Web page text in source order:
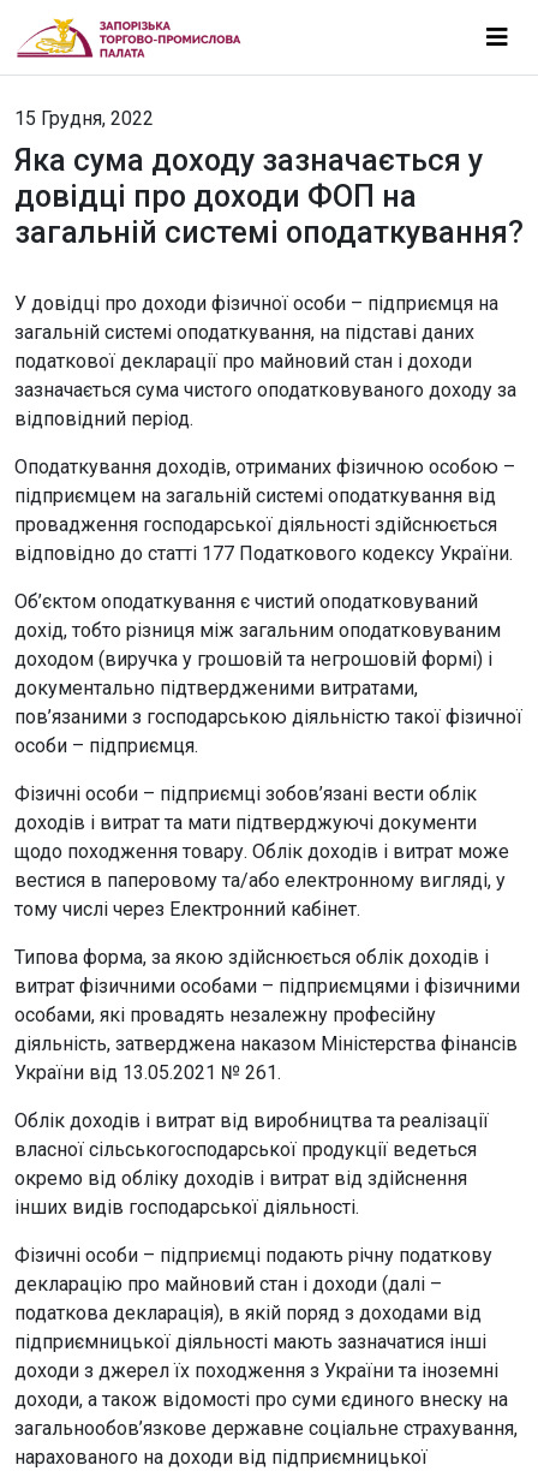
15 Грудня, 2022
Яка сума доходу зазначається у
довідці про доходи ФОП на
загальній системі оподаткування?
У довідці про доходи фізичної особи – підприємця на
загальній системі оподаткування, на підставі даних
податкової декларації про майновий стан і доходи
зазначається сума чистого оподатковуваного доходу за
відповідний період.
Оподаткування доходів, отриманих фізичною особою –
підприємцем на загальній системі оподаткування від
провадження господарської діяльності здійснюється
відповідно до статті 177 Податкового кодексу України.
Об’єктом оподаткування є чистий оподатковуваний
дохід, тобто різниця між загальним оподатковуваним
доходом (виручка у грошовій та негрошовій формі) і
документально підтвердженими витратами,
пов’язаними з господарською діяльністю такої фізичної
особи – підприємця.
Фізичні особи – підприємці зобов’язані вести облік
доходів і витрат та мати підтверджуючі документи
щодо походження товару. Облік доходів і витрат може
вестися в паперовому та/або електронному вигляді, у
тому числі через Електронний кабінет.
Типова форма, за якою здійснюється облік доходів і
витрат фізичними особами – підприємцями і фізичними
особами, які провадять незалежну професійну
діяльність, затверджена наказом Міністерства фінансів
України від 13.05.2021 № 261.
Облік доходів і витрат від виробництва та реалізації
власної сільськогосподарської продукції ведеться
окремо від обліку доходів і витрат від здійснення
інших видів господарської діяльності.
Фізичні особи – підприємці подають річну податкову
декларацію про майновий стан і доходи (далі –
податкова декларація), в якій поряд з доходами від
підприємницької діяльності мають зазначатися інші
доходи з джерел їх походження з України та іноземні
доходи, а також відомості про суми єдиного внеску на
загальнообов’язкове державне соціальне страхування,
нарахованого на доходи від підприємницької